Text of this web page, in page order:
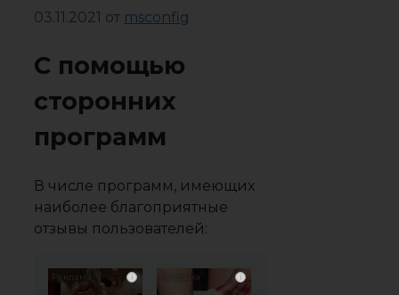
03.11.2021 от msconfig
C помощью
сторонних
программ
В числе программ, имеющих
наиболее благоприятные
отзывы пользователей:
i i